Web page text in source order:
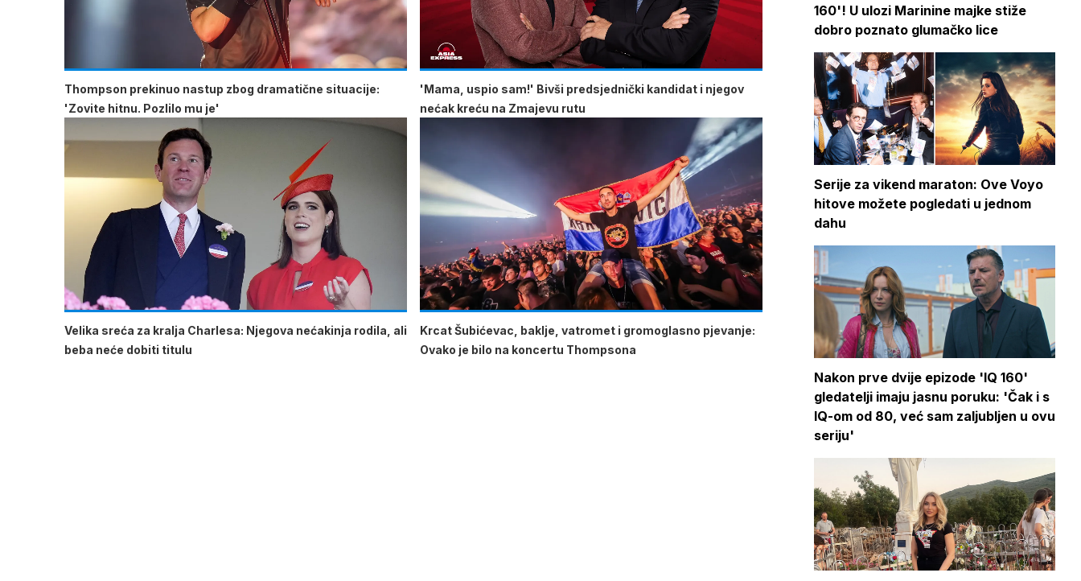
Thompson prekinuo nastup zbog dramatične situacije:
'Zovite hitnu. Pozlilo mu je'
'Mama, uspio sam!' Bivši predsjednički kandidat i njegov
nećak kreću na Zmajevu rutu
Velika sreća za kralja Charlesa: Njegova nećakinja rodila, ali
beba neće dobiti titulu
Krcat Šubićevac, baklje, vatromet i gromoglasno pjevanje:
Ovako je bilo na koncertu Thompsona
160'! U ulozi Marinine majke stiže
dobro poznato glumačko lice
Serije za vikend maraton: Ove Voyo
hitove možete pogledati u jednom
dahu
Nakon prve dvije epizode 'IQ 160'
gledatelji imaju jasnu poruku: 'Čak i s
IQ-om od 80, već sam zaljubljen u ovu
seriju'